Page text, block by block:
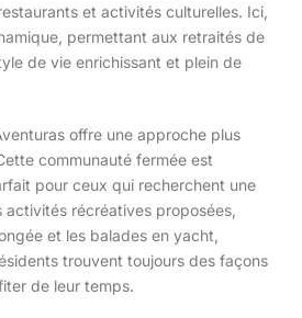
et activités culturelles. Ici,
permettant aux retraités de
de vie enrichissant et plein de
offre une approche plus
communauté fermée est
pour ceux qui recherchent une
récréatives proposées,
et les balades en yacht,
trouvent toujours des façons
de leur temps.